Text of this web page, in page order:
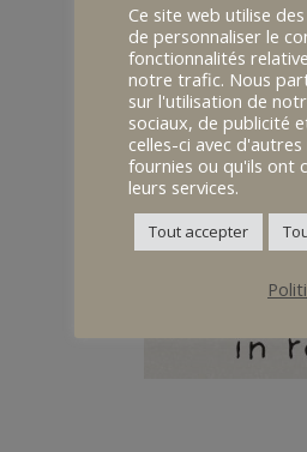
Ce site web utilise
de personnaliser le
fonctionnalités
notre trafic. Nous
sur l'utilisation de
sociaux, de publicité
celles-ci avec
fournies ou qu'ils ont
leurs services.
Tout accepter